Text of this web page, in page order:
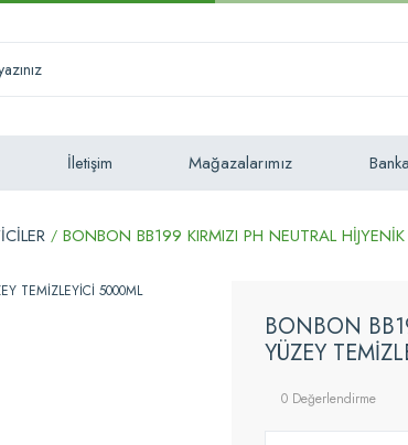
İletişim Mağazalarımız
BONBON BB199 KIRMIZI PH NEUTRAL
BONBON
YÜZEY
0 Değerlendirme